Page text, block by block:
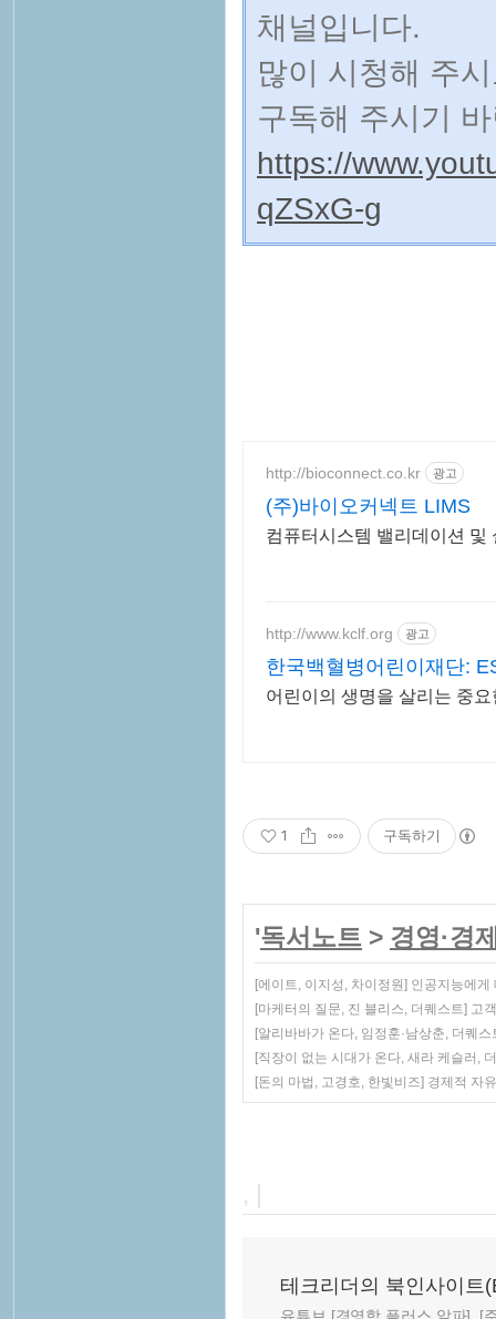
채널입니다.
많이 시청해 주
구독해 주시기
https://
qZSxG-g
http://bioconnect.co.kr 광고
(주)바이오커넥트 LIMS
컴퓨터시스템 밸리데이션 및
http://www.kclf.org 광고
한국백혈병어린이재단:
어린이의 생명을 살리는 중
1 구독하기
'독서노트 > 경영·경
[에이트, 이지성, 차이정원] 인공지능에
[마케터의 질문, 진 블리스, 더퀘스트] 고
[알리바바가 온다, 임정훈·남상춘, 더퀘
[직장이 없는 시대가 온다, 새라 케슬러,
[돈의 마법, 고경호, 한빛비즈] 경제적 자
, |
테크리더의 북인사이트